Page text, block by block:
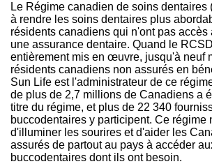
Le Régime canadien de soins dentaires
à rendre les soins dentaires plus
résidents canadiens qui n'ont pas accès
une assurance dentaire. Quand le
entièrement mis en œuvre, jusqu'à neuf
résidents canadiens non assurés en
Sun Life est l'administrateur de ce
de plus de 2,7 millions de Canadiens a
titre du régime, et plus de 22 340
buccodentaires y participent. Ce régime
d'illuminer les sourires et d'aider les
assurés de partout au pays à accéder
buccodentaires dont ils ont besoin.